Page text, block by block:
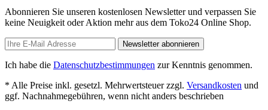
Abonnieren Sie unseren kostenlosen Newsletter und verpassen Sie
keine Neuigkeit oder Aktion mehr aus dem Toko24 Online Shop.
Newsletter abonnieren
Ich habe die Datenschutzbestimmungen zur Kenntnis genommen.
* Alle Preise inkl. gesetzl. Mehrwertsteuer zzgl. Versandkosten und
ggf. Nachnahmegebühren, wenn nicht anders beschrieben